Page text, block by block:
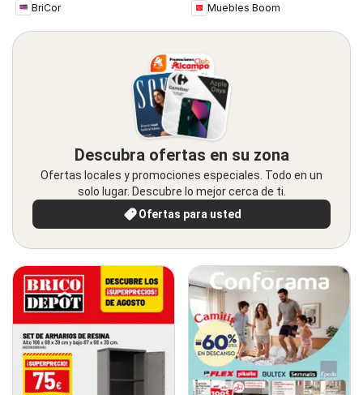
BriCor
Muebles Boom
Descubra ofertas en su zona
Ofertas locales y promociones especiales. Todo en un
solo lugar. Descubre lo mejor cerca de ti.
Ofertas para usted